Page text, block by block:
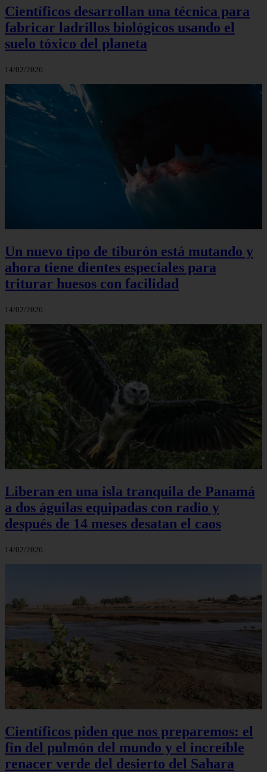
Científicos desarrollan una técnica para
fabricar ladrillos biológicos usando el
suelo tóxico del planeta
14/02/2026
Un nuevo tipo de tiburón está mutando y
ahora tiene dientes especiales para
triturar huesos con facilidad
14/02/2026
Liberan en una isla tranquila de Panamá
a dos águilas equipadas con radio y
después de 14 meses desatan el caos
14/02/2026
Científicos piden que nos preparemos: el
fin del pulmón del mundo y el increíble
renacer verde del desierto del Sahara